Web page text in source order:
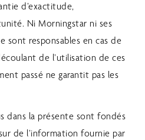
d’exactitude,
Ni Morningstar ni ses
sont responsables en cas de
de l’utilisation de ces
passé ne garantit pas les
dans la présente sont fondés
de l’information fournie par